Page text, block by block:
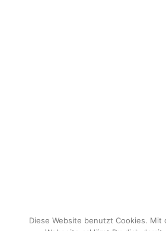
Diese Website benutzt Cookies.